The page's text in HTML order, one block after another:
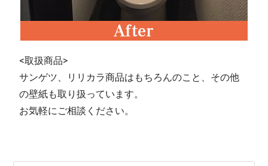
<取扱商品>
サンゲツ、リリカラ商品はもちろんのこと、その他
の壁紙も取り扱っています。
お気軽にご相談ください。